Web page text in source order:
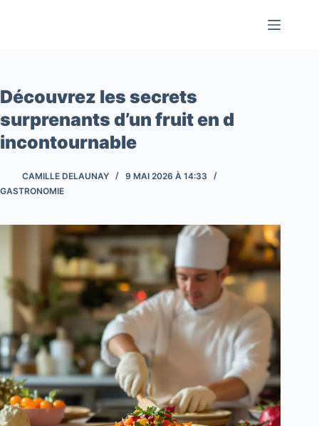
Découvrez les secrets
surprenants d’un fruit en d
incontournable
CAMILLE DELAUNAY
9 MAI 2026 À 14:33
GASTRONOMIE